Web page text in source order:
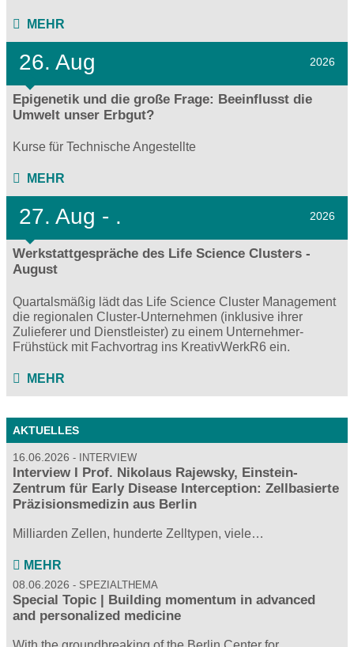
MEHR
26. Aug 2026
Epigenetik und die große Frage: Beeinflusst die
Umwelt unser Erbgut?
Kurse für Technische Angestellte
MEHR
27. Aug - . 2026
Werkstattgespräche des Life Science Clusters -
August
Quartalsmäßig lädt das Life Science Cluster Management
die regionalen Cluster-Unternehmen (inklusive ihrer
Zulieferer und Dienstleister) zu einem Unternehmer-
Frühstück mit Fachvortrag ins KreativWerkR6 ein.
MEHR
AKTUELLES
16.06.2026 INTERVIEW
Interview I Prof. Nikolaus Rajewsky, Einstein-
Zentrum für Early Disease Interception: Zellbasierte
Präzisionsmedizin aus Berlin
Milliarden Zellen, hunderte Zelltypen, viele…
MEHR
08.06.2026 SPEZIALTHEMA
Special Topic | Building momentum in advanced
and personalized medicine